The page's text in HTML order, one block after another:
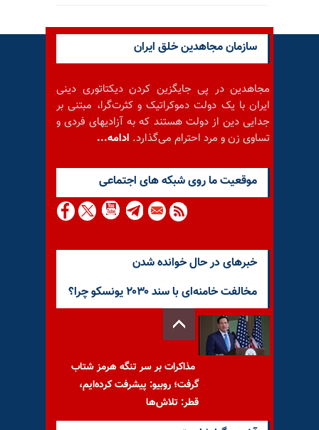
سازمان مجاهدین خلق ایران
مجاهدین در پی جایگزین کردن دیکتاتوری دینی
ایران با یک دولت دموکراتیک و کثرت‌گرا، مبتنی بر
جدایی دین از دولت هستند که به آزادیهای فردی و
تساوی زن و مرد احترام می‌گذارد. ادامه...
موقعيت ما روى شبكه هاى اجتماعى
خبرهای در حال خوانده شدن
مخالفت خامنه‌ای با سند ۲۰۳۰ یونسکو چرا؟
مذاکرات بر سر تنگه هرمز شتاب
گرفت؛ روبیو: پیشرفت کرده‌ایم،
قطر: تلاش‌ها